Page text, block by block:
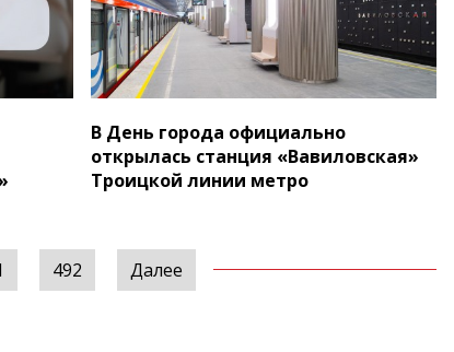
В День города официально
открылась станция «Вавиловская»
Троицкой линии метро
492 Далее